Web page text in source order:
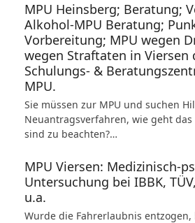
MPU Heinsberg; Beratung;
Alkohol-MPU Beratung;
Vorbereitung; MPU wegen
wegen Straftaten in Viersen
Schulungs- &
MPU.
Sie müssen zur MPU und suchen
Neuantragsverfahren, wie geht
sind zu beachten?…
MPU Viersen: Medizinisch-
Untersuchung bei IBBK,
u.a.
Wurde die Fahrerlaubnis entzogen,